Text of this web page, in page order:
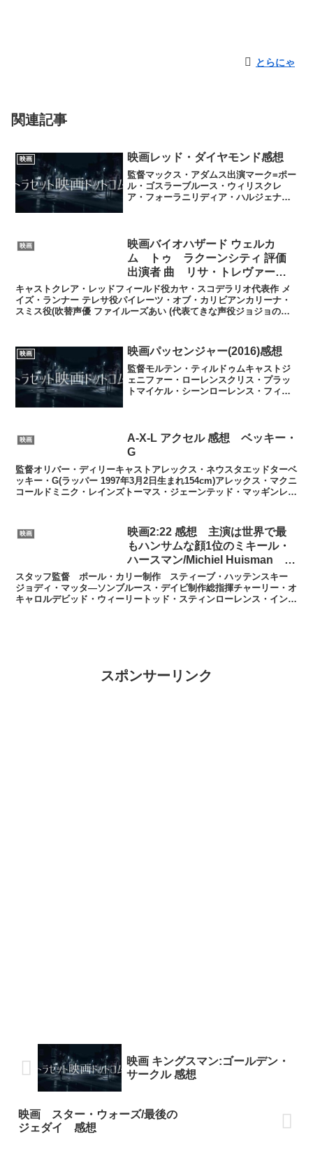
とらにゃ
関連記事
映画 映画レッド・ダイヤモンド感想
監督マックス・アダムス出演マーク=ポー
ル・ゴスラーブルース・ウィリスクレ
ア・フォーラニリディア・ハルジェナ・
アクションでリアリティ...
映画
映画バイオハザード ウェルカ
ム トゥ ラクーンシティ 評価
出演者 曲 リサ・トレヴァーの
正体
キャストクレア・レッドフィールド役カヤ・スコデラリオ代表作 メ
イズ・ランナー テレサ役パイレーツ・オブ・カリビアンカリーナ・
スミス役(吹替声優 ファイルーズあい (代表てきな声役ジョジョの奇
映画 映画パッセンジャー(2016)感想
監督モルテン・ティルドゥムキャストジ
ェニファー・ローレンスクリス・プラッ
トマイケル・シーンローレンス・フィッ
ると感じた。ストーリー...
映画
A-X-L アクセル 感想 ベッキー・
G
監督オリバー・ディリーキャストアレックス・ネウスタエッドターベ
ッキー・G(ラッパー 1997年3月2日生まれ154cm)アレックス・マクニ
コールドミニク・レインズトーマス・ジェーンテッド・マッギンレー
映画
映画2:22 感想 主演は世界で最
もハンサムな顔1位のミキール・
ハースマン/Michiel Huisman 恋
人役にテリーサ・パーマー
スタッフ監督 ポール・カリー制作 スティーブ・ハッテンスキー
ジョディ・マッタ―ソンブルース・デイビ制作総指揮チャーリー・オ
キャロルデビッド・ウィーリートッド・スティンローレンス・イング
スポンサーリンク
映画 キングスマン:ゴールデン・
サークル 感想
映画 スター・ウォーズ/最後の
ジェダイ 感想